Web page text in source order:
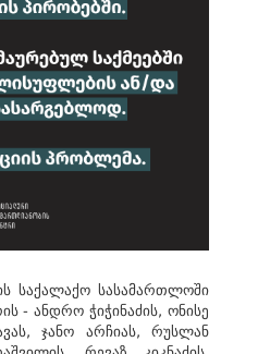
საქალაქო სასამართლოში
- ანდრო ჭიჭინაძის, ონისე
ჯანო არჩიას, რუსლან